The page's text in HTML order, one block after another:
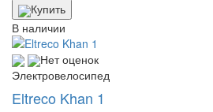
Купить
В наличии
Нет оценок
Электровелосипед
Eltreco Khan 1